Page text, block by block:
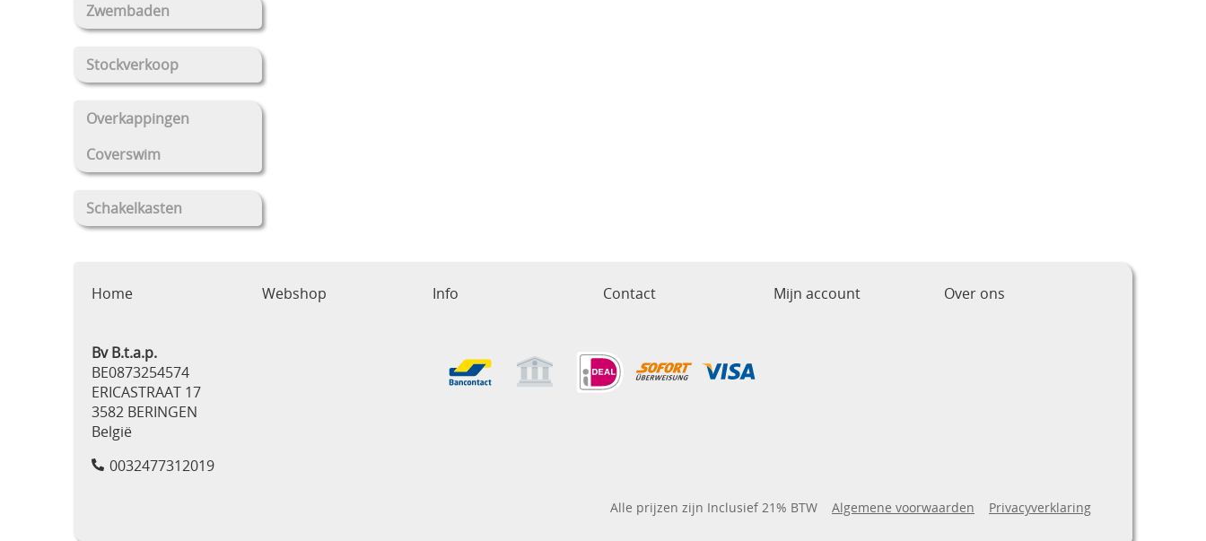
Zwembaden
Stockverkoop
Overkappingen
Coverswim
Schakelkasten
Home Webshop Info Contact Mijn account Over ons
Bv B.t.a.p.
BE0873254574
ERICASTRAAT 17
3582 BERINGEN
België
0032477312019
Alle prijzen zijn Inclusief 21% BTW Algemene voorwaarden Privacyverklaring